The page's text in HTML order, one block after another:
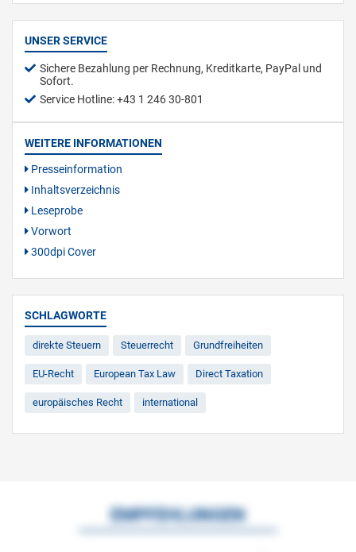
UNSER SERVICE
Sichere Bezahlung per Rechnung, Kreditkarte, PayPal und
Sofort.
Service Hotline: +43 1 246 30-801
WEITERE INFORMATIONEN
Presseinformation
Inhaltsverzeichnis
Leseprobe
Vorwort
300dpi Cover
SCHLAGWORTE
direkte Steuern Steuerrecht Grundfreiheiten
EU-Recht European Tax Law Direct Taxation
europäisches Recht international
EMPFEHLUNGEN